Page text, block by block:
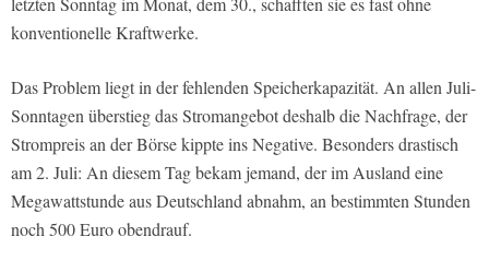
konventionelle Kraftwerke.
Das Problem liegt in der fehlenden Speicherkapazität. An allen Juli-
Sonntagen überstieg das Stromangebot deshalb die Nachfrage, der
Strompreis an der Börse kippte ins Negative. Besonders drastisch
am 2. Juli: An diesem Tag bekam jemand, der im Ausland eine
Megawattstunde aus Deutschland abnahm, an bestimmten Stunden
noch 500 Euro obendrauf.